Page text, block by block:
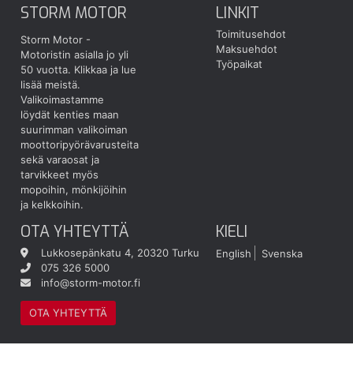
STORM MOTOR
Storm Motor -
Motoristin asialla jo yli
50 vuotta. Klikkaa ja lue
lisää meistä.
Valikoimastamme
löydät kenties maan
suurimman valikoiman
moottoripyörävarusteita
sekä varaosat ja
tarvikkeet myös
mopoihin, mönkijöihin
ja kelkkoihin.
LINKIT
Toimitusehdot
Maksuehdot
Työpaikat
OTA YHTEYTTÄ
Lukkosepänkatu 4, 20320 Turku
075 326 5000
info@storm-motor.fi
OTA YHTEYTTÄ
KIELI
English Svenska